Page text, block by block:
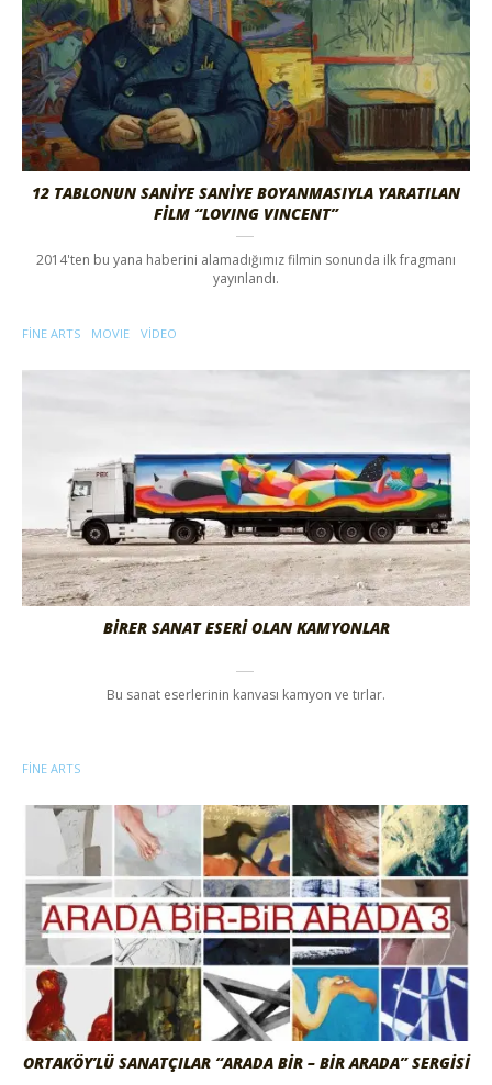
12 TABLONUN SANİYE SANİYE BOYANMASIYLA YARATILAN
FİLM “LOVING VINCENT”
2014'ten bu yana haberini alamadığımız filmin sonunda ilk fragmanı
yayınlandı.
FINE ARTS MOVIE VIDEO
BİRER SANAT ESERİ OLAN KAMYONLAR
Bu sanat eserlerinin kanvası kamyon ve tırlar.
FINE ARTS
ORTAKÖY’LÜ SANATÇILAR “ARADA BİR – BİR ARADA” SERGİSİ